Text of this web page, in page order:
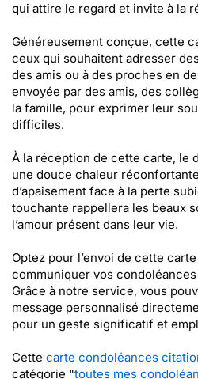
qui attire le regard et invite à la
Généreusement conçue, cette
ceux qui souhaitent adresser
des amis ou à des proches en
envoyée par des amis, des
la famille, pour exprimer leur
difficiles.
À la réception de cette carte, le
une douce chaleur
d’apaisement face à la perte
touchante rappellera les beaux
l’amour présent dans leur vie.
Optez pour l’envoi de cette
communiquer vos
Grâce à notre service, vous
message personnalisé
pour un geste significatif et
Cette carte condoléances
catégorie "toutes mes